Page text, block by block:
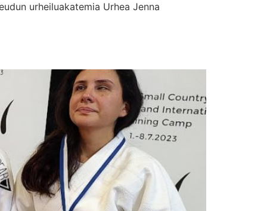
urheiluakatemia Urhea Jenna